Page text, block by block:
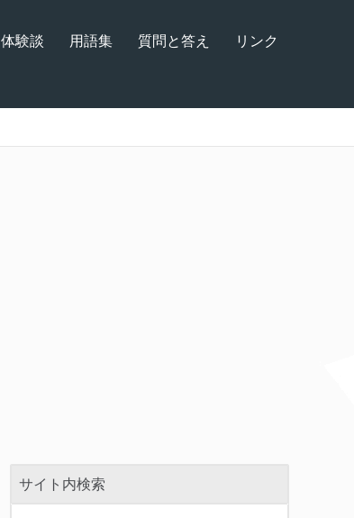
体験談 用語集 質問と答え リンク
サイト内検索